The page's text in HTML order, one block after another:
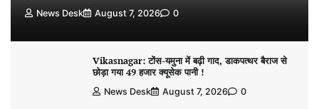
News Desk August 7, 2026 0
Vikasnagar: टोंस-यमुना में बढ़ी गाद, डाकपत्थर बैराज से
छोड़ा गया 49 हजार क्यूसेक पानी !
News Desk August 7, 2026 0